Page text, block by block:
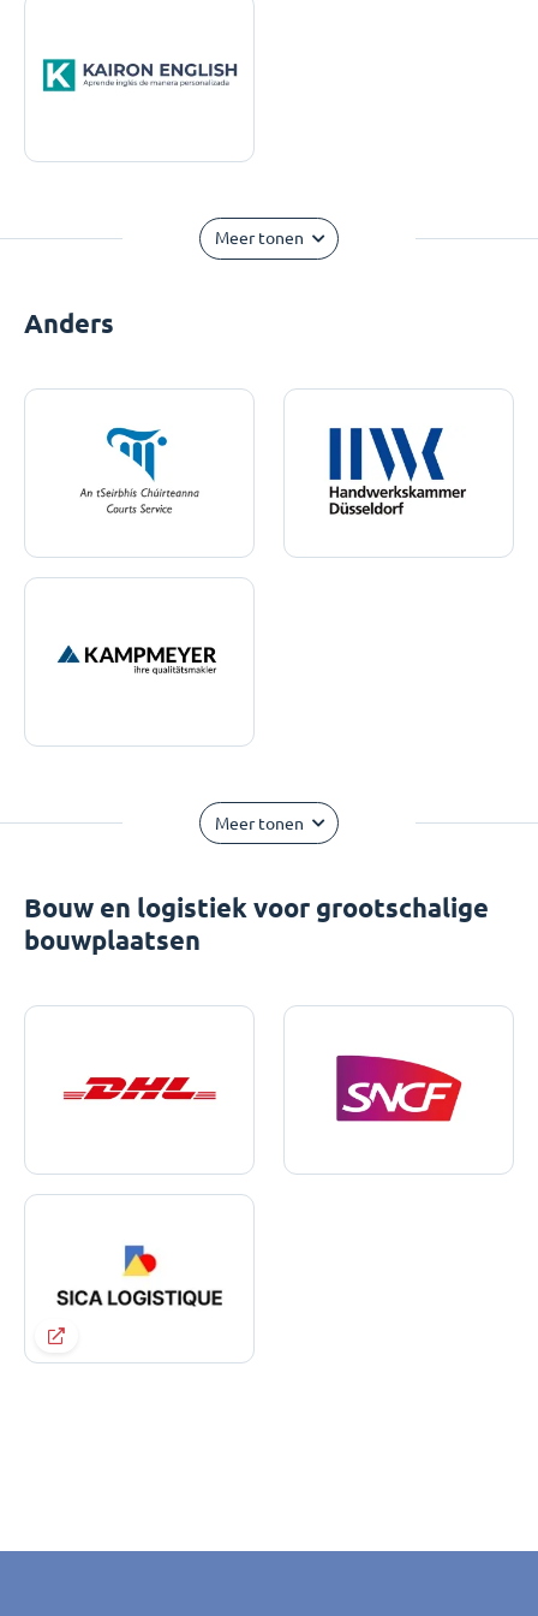
Meer tonen
Anders
Meer tonen
Bouw en logistiek voor grootschalige
bouwplaatsen